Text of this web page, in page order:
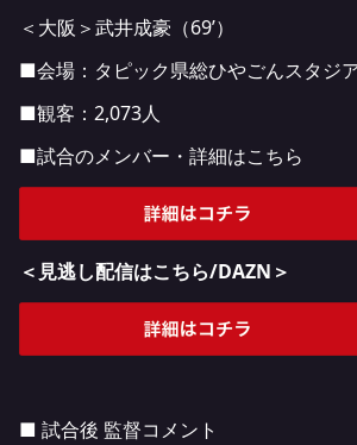
＜大阪＞武井成豪（69’）
■会場：タピック県総ひやごんスタジ
■観客：2,073人
■試合のメンバー・詳細はこちら
＜見逃し配信はこちら/DAZN＞
■ 試合後 監督コメント